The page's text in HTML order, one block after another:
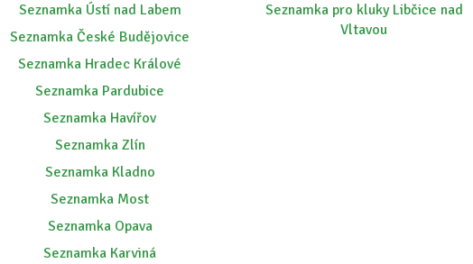
Seznamka Ústí nad Labem
Seznamka České Budějovice
Seznamka Hradec Králové
Seznamka Pardubice
Seznamka Havířov
Seznamka Zlín
Seznamka Kladno
Seznamka Most
Seznamka Opava
Seznamka Karviná
Seznamka pro kluky Libčice nad
Vltavou